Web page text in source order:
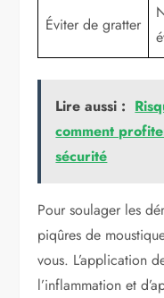
Éviter de gratter
Lire aussi :
comment
sécurité
Pour soulager les
piqûres de
vous. L’application
l’inflammation et